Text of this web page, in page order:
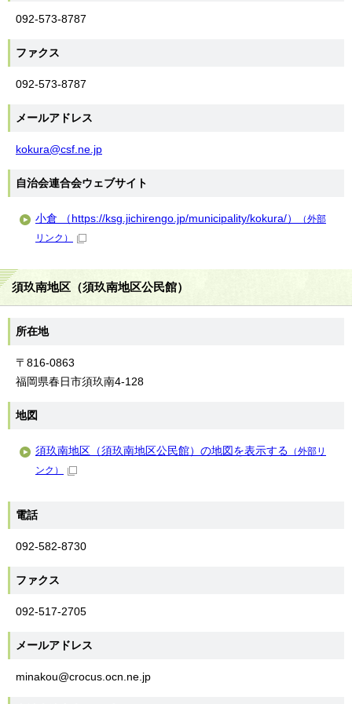
092-573-8787
ファクス
092-573-8787
メールアドレス
kokura@csf.ne.jp
自治会連合会ウェブサイト
小倉 （https://ksg.jichirengo.jp/municipality/kokura/）
（外部
リンク）
須玖南地区（須玖南地区公民館）
所在地
〒816-0863
福岡県春日市須玖南4-128
地図
須玖南地区（須玖南地区公民館）の地図を表示する （外部リ
ンク）
電話
092-582-8730
ファクス
092-517-2705
メールアドレス
minakou@crocus.ocn.ne.jp